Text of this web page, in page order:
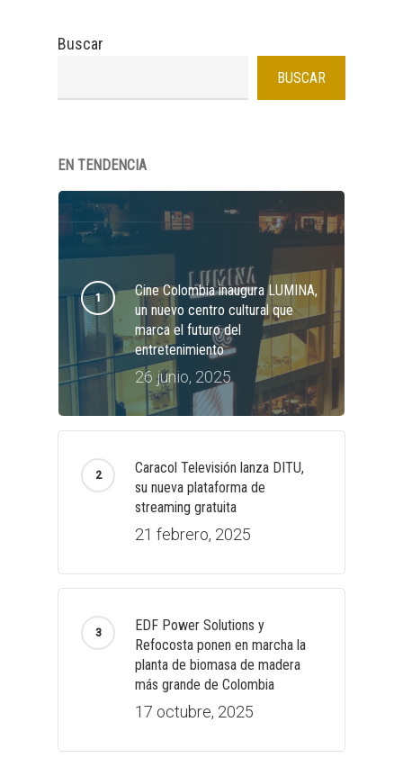
Buscar
BUSCAR
EN TENDENCIA
Cine Colombia inaugura LUMINA,
un nuevo centro cultural que
marca el futuro del
entretenimiento
26 junio, 2025
Caracol Televisión lanza DITU,
su nueva plataforma de
streaming gratuita
21 febrero, 2025
EDF Power Solutions y
Refocosta ponen en marcha la
planta de biomasa de madera
más grande de Colombia
17 octubre, 2025